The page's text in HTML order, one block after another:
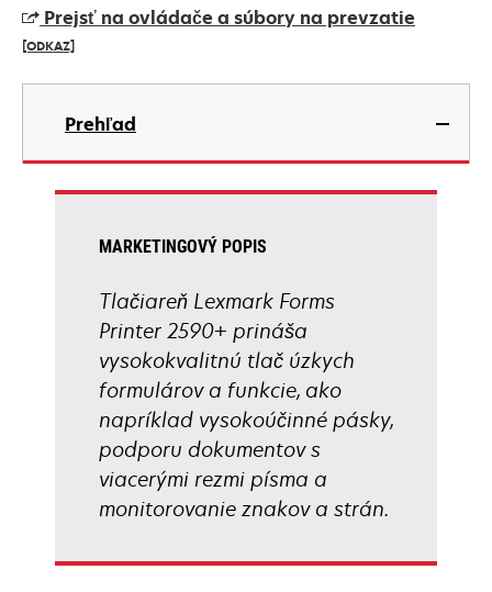
Prejsť na ovládače a súbory na prevzatie
[ODKAZ]
opens
new
Prehľad
MARKETINGOVÝ POPIS
Tlačiareň Lexmark Forms
Printer 2590+ prináša
vysokokvalitnú tlač úzkych
formulárov a funkcie, ako
napríklad vysokoúčinné pásky,
podporu dokumentov s
viacerými rezmi písma a
monitorovanie znakov a strán.